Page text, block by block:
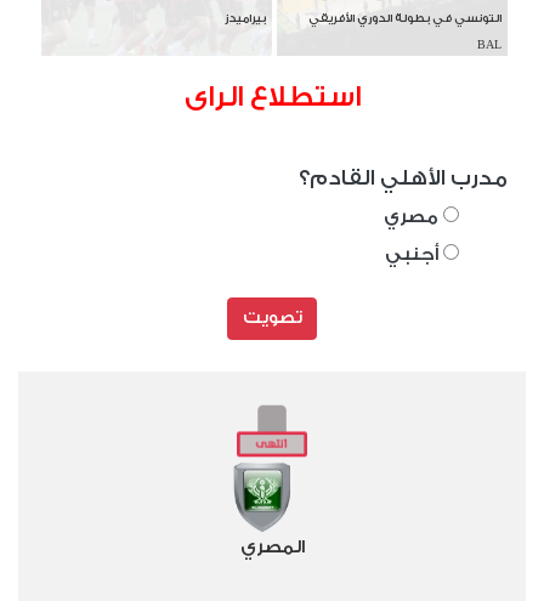
التونسي في بطولة الدوري الأفريقي
BAL
بيراميدز
استطلاع الراى
مدرب الأهلي القادم؟
مصري
أجنبي
تصويت
المصري